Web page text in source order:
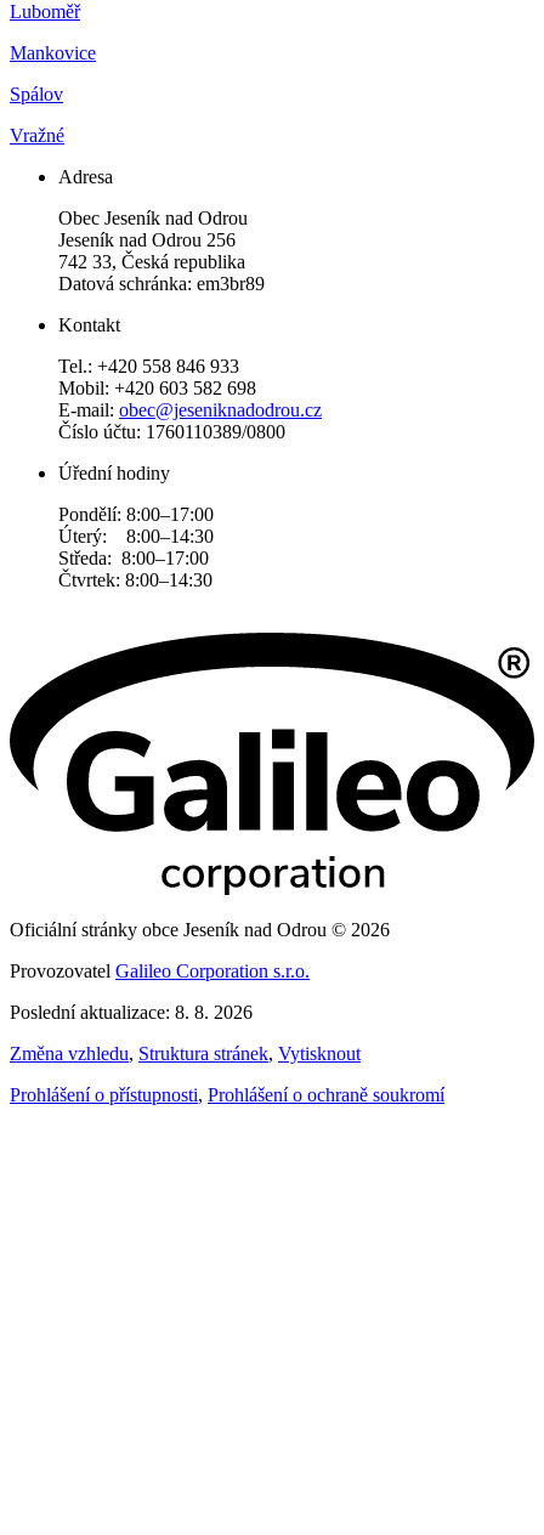
Luboměř
Mankovice
Spálov
Vražné
Adresa
Obec Jeseník nad Odrou
Jeseník nad Odrou 256
742 33, Česká republika
Datová schránka: em3br89
Kontakt
Tel.: +420 558 846 933
Mobil: +420 603 582 698
E-mail: obec@jeseniknadodrou.cz
Číslo účtu: 1760110389/0800
Úřední hodiny
Pondělí: 8:00–17:00
Úterý: 8:00–14:30
Středa: 8:00–17:00
Čtvrtek: 8:00–14:30
Oficiální stránky obce Jeseník nad Odrou © 2026
Provozovatel Galileo Corporation s.r.o.
Poslední aktualizace: 8. 8. 2026
Změna vzhledu, Struktura stránek, Vytisknout
Prohlášení o přístupnosti, Prohlášení o ochraně soukromí